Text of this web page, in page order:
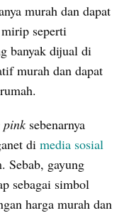
murah dan dapat
seperti
banyak dijual di
murah dan dapat
pink sebenarnya
di media sosial
Sebab, gayung
sebagai simbol
harga murah dan